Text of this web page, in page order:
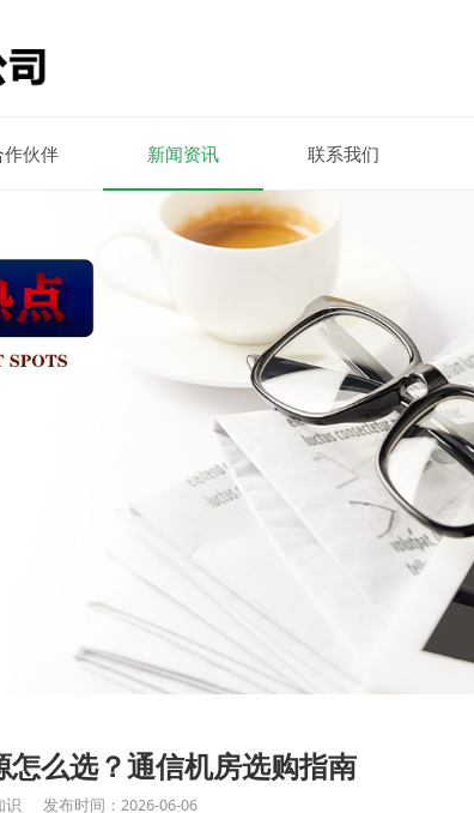
作伙伴 新闻资讯 联系我们
么选？通信机房选购指南
识 发布时间：2026-06-06